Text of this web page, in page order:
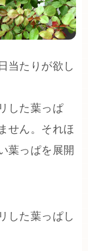
当たりが欲し
した葉っぱ
せん。それほ
葉っぱを展開
した葉っぱし